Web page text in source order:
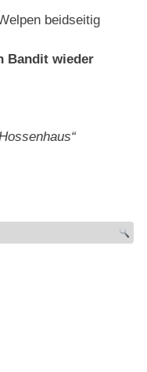
beidseitig
Bandit wieder